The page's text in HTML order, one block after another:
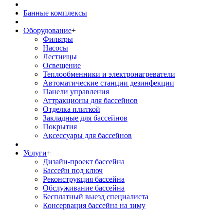
Банные комплексы
Оборудование+
Фильтры
Насосы
Лестницы
Освещение
Теплообменники и электронагреватели
Автоматические станции дезинфекции
Панели управления
Аттракционы для бассейнов
Отделка плиткой
Закладные для бассейнов
Покрытия
Аксессуары для бассейнов
Услуги+
Дизайн-проект бассейна
Бассейн под ключ
Реконструкция бассейна
Обслуживание бассейна
Бесплатный выезд специалиста
Консервация бассейна на зиму